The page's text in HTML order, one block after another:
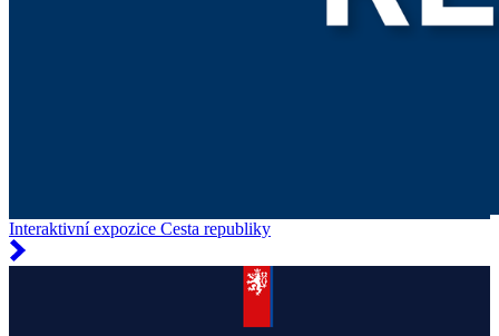
Interaktivní expozice Cesta republiky